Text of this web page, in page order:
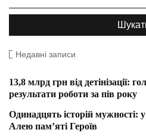
Недавні записи
13,8 млрд грн від детінізації:
результати роботи за пів року
Одинадцять історій
Алею пам’яті Героїв